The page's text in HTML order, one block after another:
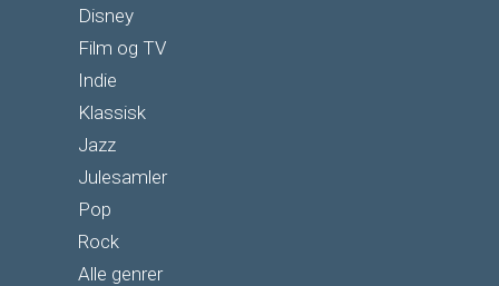
Disney
Film og TV
Indie
Klassisk
Jazz
Julesamler
Pop
Rock
Alle genrer